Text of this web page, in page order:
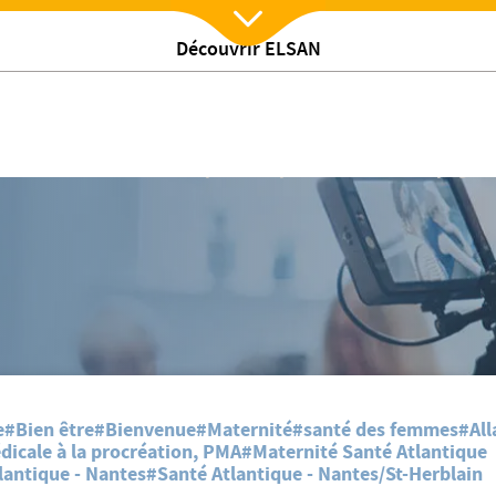
Découvrir ELSAN
Nx:Afficher menu
: 𝗺𝗶𝗲𝘂𝘅 𝗰𝗼𝗺𝗽𝗿𝗲𝗻𝗱𝗿𝗲 𝗽𝗼𝘂𝗿 𝗺𝗶𝗲𝘂𝘅
#Bien être#Bienvenue#Maternité#santé des femmes
à la procréation, PMA#Maternité Santé Atlantique
- Nantes#Santé Atlantique - Nantes/St-Herblain